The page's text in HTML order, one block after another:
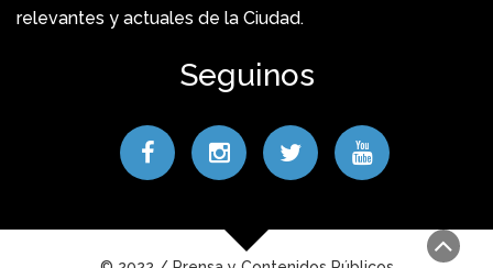
relevantes y actuales de la Ciudad.
Seguinos